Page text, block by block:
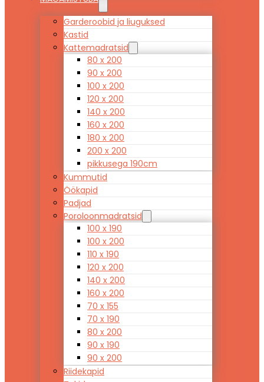
Garderoobid ja liuguksed
Kastid
Kattemadratsid
80 x 200
90 x 200
100 x 200
120 x 200
140 x 200
160 x 200
180 x 200
200 x 200
pikkusega 190cm
Kummutid
Öökapid
Padjad
Poroloonmadratsid
100 x 190
100 x 200
110 x 190
120 x 200
140 x 200
160 x 200
70 x 155
70 x 190
80 x 200
90 x 190
90 x 200
Riidekapid